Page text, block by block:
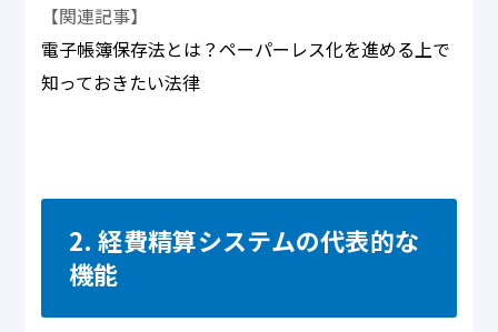
【関連記事】
電子帳簿保存法とは？ペーパーレス化を進める上で
知っておきたい法律
2. 経費精算システムの代表的な
機能